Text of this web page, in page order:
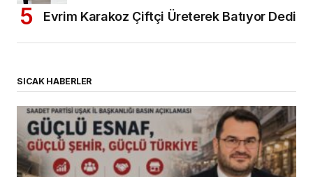
Evrim Karakoz Çiftçi Üreterek Batıyor Dedi
SICAK HABERLER